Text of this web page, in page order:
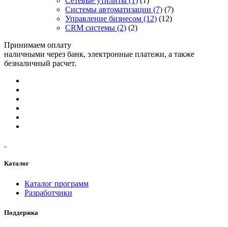
Системы автоматизации (7) (7)
Управление бизнесом (12) (12)
CRM системы (2) (2)
Принимаем оплату
наличными через банк, электронные платежи, а также
безналичный расчет.
Каталог
Каталог программ
Разработчики
Поддержка